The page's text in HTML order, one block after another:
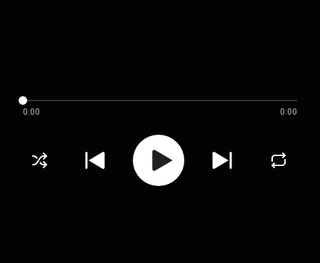
0:00 0:00